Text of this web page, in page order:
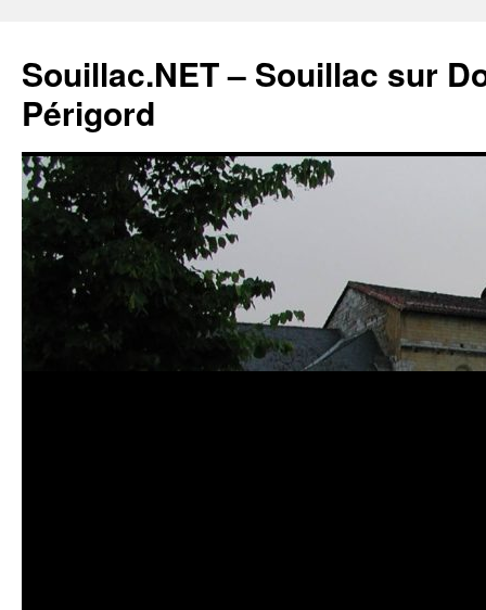
Souillac.NET – Souillac sur
Périgord